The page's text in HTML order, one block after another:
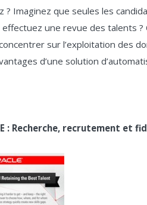
? Imaginez que seules les
effectuez une revue des talents
sur l’exploitation des
d’une solution
: Recherche, recrutement et